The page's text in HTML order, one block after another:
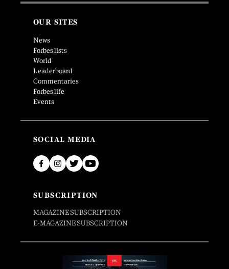
OUR SITES
News
Forbes lists
World
Leaderboard
Commentaries
Forbes life
Events
SOCIAL MEDIA
SUBSCRIPTION
MAGAZINE SUBSCRIPTION
E-MAGAZINE SUBSCRIPTION